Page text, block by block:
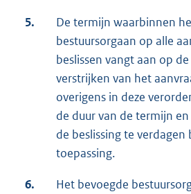
5.
De termijn waarbinnen
bestuursorgaan op alle
beslissen vangt aan op
verstrijken van het
overigens in deze
de duur van de termijn
de beslissing te
toepassing.
6.
Het bevoegde